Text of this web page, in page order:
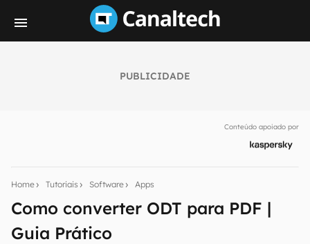
PUBLICIDADE
Conteúdo apoiado por
Home Tutoriais Software Apps
Como converter ODT para PDF |
Guia Prático
notícias e reviews sobre tecnologia em primeira